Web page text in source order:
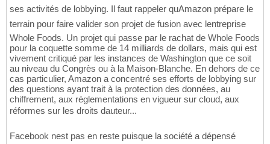
ses activités de lobbying. Il faut rappeler quAmazon prépare le
terrain pour faire valider son projet de fusion avec lentreprise
Whole Foods. Un projet qui passe par le rachat de Whole Foods
pour la coquette somme de 14 milliards de dollars, mais qui est
vivement critiqué par les instances de Washington que ce soit
au niveau du Congrès ou à la Maison-Blanche. En dehors de ce
cas particulier, Amazon a concentré ses efforts de lobbying sur
des questions ayant trait à la protection des données, au
chiffrement, aux réglementations en vigueur sur cloud, aux
réformes sur les droits dauteur...
Facebook nest pas en reste puisque la société a dépensé